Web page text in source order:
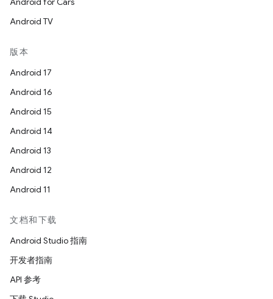
Android TV
版本
Android 17
Android 16
Android 15
Android 14
Android 13
Android 12
Android 11
文档和下载
Android Studio 指南
开发者指南
API 参考